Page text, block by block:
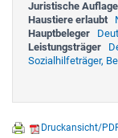
Juristische
Haustiere erlaubt
Hauptbeleger
Leistungsträger
Sozialhilfeträger,
Druckansicht/